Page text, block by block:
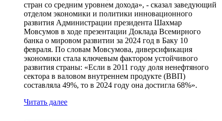
стран со средним уровнем дохода», - сказал заведующий
отделом экономики и политики инновационного
развития Администрации президента Шахмар
Мовсумов в ходе презентации Доклада Всемирного
банка о мировом развитии за 2024 год в Баку 10
февраля. По словам Мовсумова, диверсификация
экономики стала ключевым фактором устойчивого
развития страны: «Если в 2011 году доля ненефтяного
сектора в валовом внутреннем продукте (ВВП)
составляла 49%, то в 2024 году она достигла 68%».
Читать далее